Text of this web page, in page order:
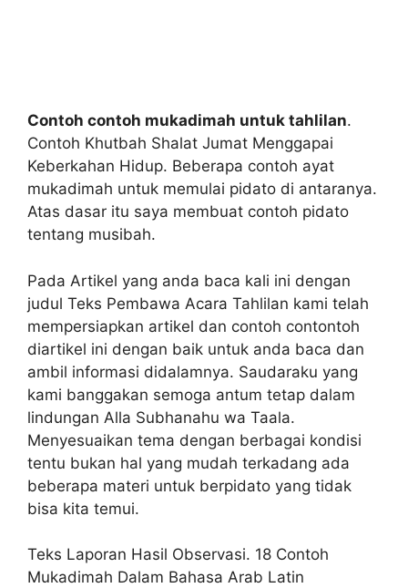
Contoh contoh mukadimah untuk tahlilan.
Contoh Khutbah Shalat Jumat Menggapai
Keberkahan Hidup. Beberapa contoh ayat
mukadimah untuk memulai pidato di antaranya.
Atas dasar itu saya membuat contoh pidato
tentang musibah.
Pada Artikel yang anda baca kali ini dengan
judul Teks Pembawa Acara Tahlilan kami telah
mempersiapkan artikel dan contoh contontoh
diartikel ini dengan baik untuk anda baca dan
ambil informasi didalamnya. Saudaraku yang
kami banggakan semoga antum tetap dalam
lindungan Alla Subhanahu wa Taala.
Menyesuaikan tema dengan berbagai kondisi
tentu bukan hal yang mudah terkadang ada
beberapa materi untuk berpidato yang tidak
bisa kita temui.
Teks Laporan Hasil Observasi. 18 Contoh
Mukadimah Dalam Bahasa Arab Latin